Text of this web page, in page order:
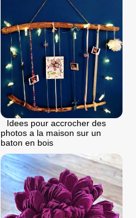
Idees pour accrocher des
photos a la maison sur un
baton en bois